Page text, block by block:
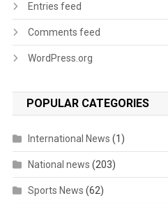
Entries feed
Comments feed
WordPress.org
POPULAR CATEGORIES
International News (1)
National news (203)
Sports News (62)